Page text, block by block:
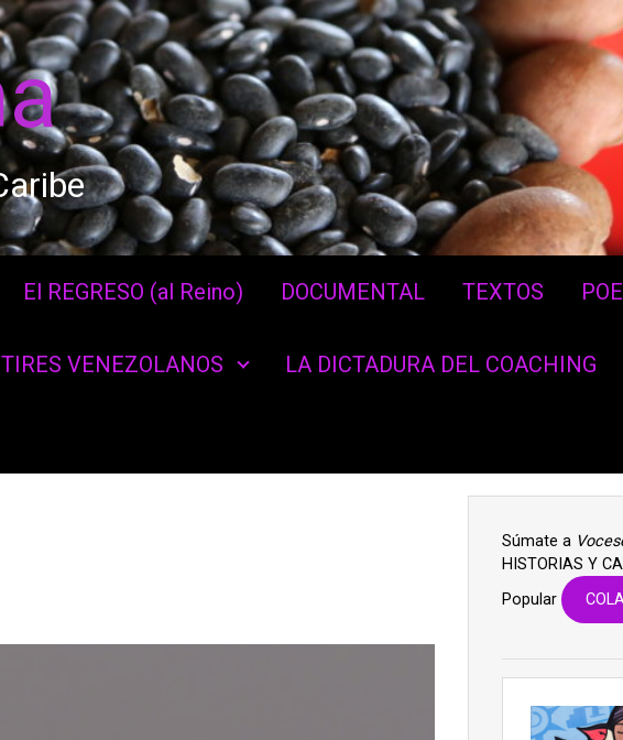
El REGRESO (al Reino) DOCUMENTAL TEXTOS
VENEZOLANOS LA DICTADURA DEL COACHING
Súmate a
HISTORIAS Y
Popular